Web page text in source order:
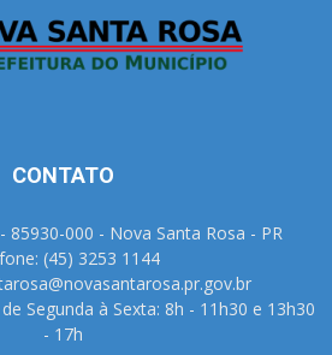
CONTATO
85930-000 - Nova Santa Rosa - PR
(45) 3253 1144
Segunda à Sexta: 8h - 11h30 e 13h30
- 17h